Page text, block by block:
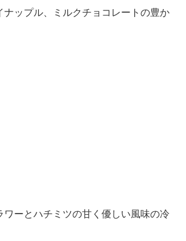
ップル、ミルクチョコレートの豊か
ーとハチミツの甘く優しい風味の冷